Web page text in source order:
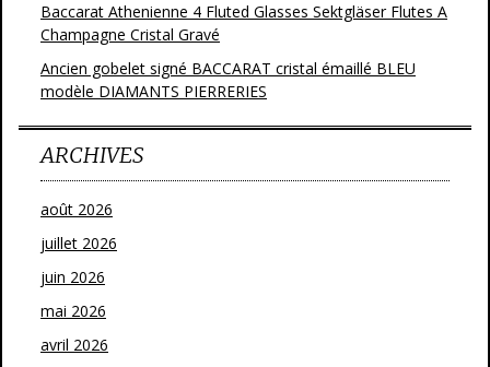
Baccarat Athenienne 4 Fluted Glasses Sektgläser Flutes A
Champagne Cristal Gravé
Ancien gobelet signé BACCARAT cristal émaillé BLEU
modèle DIAMANTS PIERRERIES
ARCHIVES
août 2026
juillet 2026
juin 2026
mai 2026
avril 2026